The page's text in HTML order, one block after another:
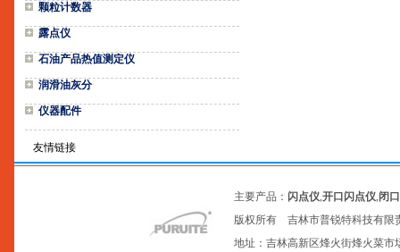
颗粒计数器
露点仪
石油产品热值测定仪
润滑油灰分
仪器配件
友情链接
主要产品： 闪点仪,开口闪点仪,闭
版权所有 吉林市普锐特科技有
地址：吉林高新区烽火街烽火菜